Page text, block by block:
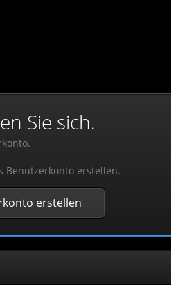
Sie sich.
Benutzerkonto erstellen.
erstellen